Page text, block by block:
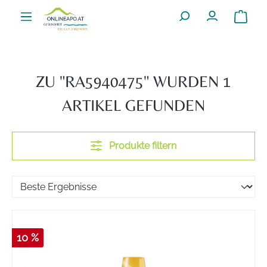
Zum Hauptinhalt springen
ZU "RA5940475" WURDEN 1
ARTIKEL GEFUNDEN
Produkte filtern
10 %